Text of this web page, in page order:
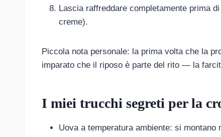
Lascia raffreddare completamente prima
creme).
Piccola nota personale: la prima volta che la
imparato che il riposo è parte del rito — la
I miei trucchi segreti per la
Uova a temperatura ambiente: si montano